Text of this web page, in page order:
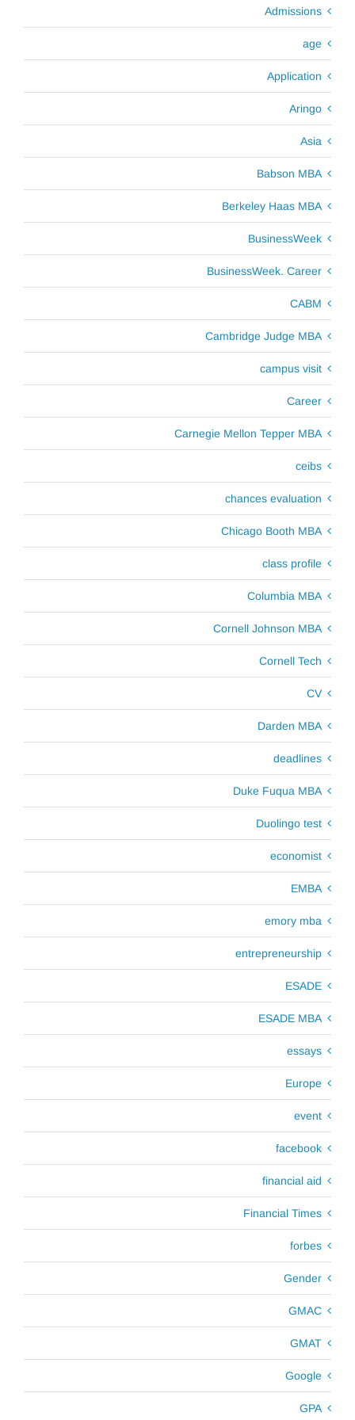
Admissions
age
Application
Aringo
Asia
Babson MBA
Berkeley Haas MBA
BusinessWeek
BusinessWeek. Career
CABM
Cambridge Judge MBA
campus visit
Career
Carnegie Mellon Tepper MBA
ceibs
chances evaluation
Chicago Booth MBA
class profile
Columbia MBA
Cornell Johnson MBA
Cornell Tech
CV
Darden MBA
deadlines
Duke Fuqua MBA
Duolingo test
economist
EMBA
emory mba
entrepreneurship
ESADE
ESADE MBA
essays
Europe
event
facebook
financial aid
Financial Times
forbes
Gender
GMAC
GMAT
Google
GPA